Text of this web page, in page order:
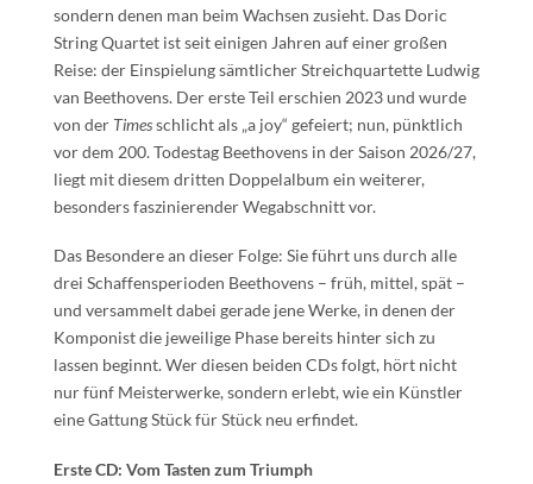
sondern denen man beim Wachsen zusieht. Das Doric
String Quartet ist seit einigen Jahren auf einer großen
Reise: der Einspielung sämtlicher Streichquartette Ludwig
van Beethovens. Der erste Teil erschien 2023 und wurde
von der Timesschlicht als „a joy“ gefeiert; nun, pünktlich
vor dem 200. Todestag Beethovens in der Saison 2026/27,
liegt mit diesem dritten Doppelalbum ein weiterer,
besonders faszinierender Wegabschnitt vor.
Das Besondere an dieser Folge: Sie führt uns durch alle
drei Schaffensperioden Beethovens – früh, mittel, spät –
und versammelt dabei gerade jene Werke, in denen der
Komponist die jeweilige Phase bereits hinter sich zu
lassen beginnt. Wer diesen beiden CDs folgt, hört nicht
nur fünf Meisterwerke, sondern erlebt, wie ein Künstler
eine Gattung Stück für Stück neu erfindet.
Erste CD: Vom Tasten zum Triumph